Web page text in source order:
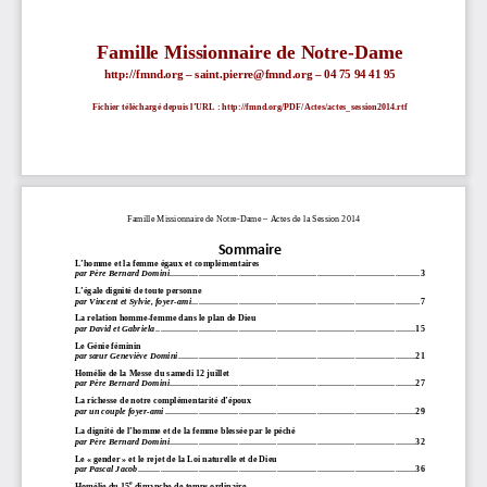
Famille Missionnaire de Notre-Dame
http://fmnd.org – saint.pierre@fmnd.org – 04 75 94 41 95
Fichier téléchargé depuis l’URL : http://fmnd.org/PDF/Actes/actes_session2014.rtf
Famille Missionnaire de Notre-Dame – Actes de la Session 2014
Sommaire
L’homme et la femme égaux et complémentaires
par Père Bernard Domini................................................................................................................3
L’égale dignité de toute personne
par Vincent et Sylvie, foyer-ami ......................................................................................................7
La relation homme-femme dans le plan de Dieu
par David et Gabriela
....................................................................................................................15
Le Génie féminin
par sœur Geneviève Domini..........................................................................................................21
Homélie de la Messe du samedi 12 juillet
par Père Bernard Domini..............................................................................................................27
La richesse de notre complémentarité d’époux
par un couple foyer-ami
................................................................................................................29
La dignité de l’homme et de la femme blessée par le péché
par Père Bernard Domini..............................................................................................................32
Le « gender » et le rejet de la Loi naturelle et de Dieu
par Pascal Jacob............................................................................................................................36
e